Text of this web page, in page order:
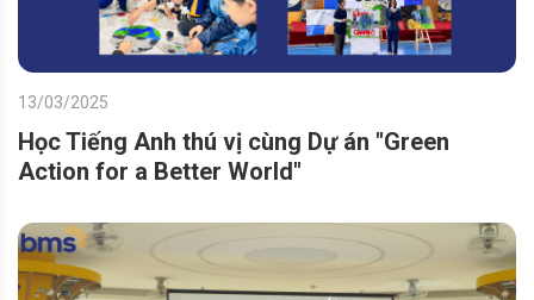
13/03/2025
Học Tiếng Anh thú vị cùng Dự án "Green
Action for a Better World"